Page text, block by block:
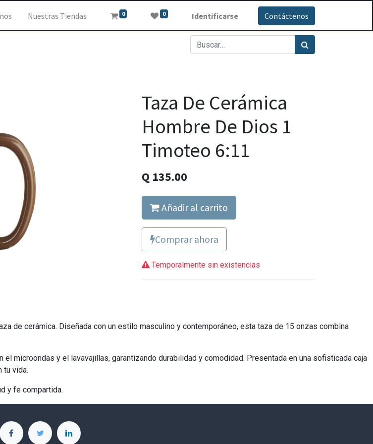
Nuestras Tiendas 0 0 Identificarse Contáctenos
Taza De Cerámica
Hombre De Dios 1
Timoteo 6:11
Q 135.00
Añadir al carrito
Comprar ahora
Temporalmente sin existencias
de cerámica. Diseñada con un estilo masculino y contemporáneo, esta taza de 15 onzas combina
microondas y el lavavajillas, garantizando durabilidad y comodidad. Presentada en una sofisticada caja
tu vida.
y fe compartida.